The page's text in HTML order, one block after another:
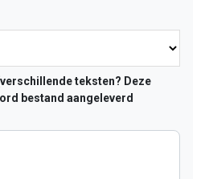
teksten? Deze
bestand aangeleverd